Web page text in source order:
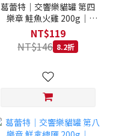
葛蕾特｜交響樂貓罐 第四
樂章 鮭魚火雞 200g｜
GranataPet 200克 主食罐
無穀罐 無膠罐 主食貓罐 德
罐
NT$119
NT$146 8.2折